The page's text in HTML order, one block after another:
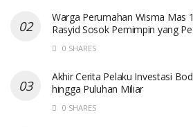
Warga Perumahan Wisma Mas
Rasyid Sosok Pemimpin yang
0 SHARES
Akhir Cerita Pelaku Investasi
hingga Puluhan Miliar
0 SHARES